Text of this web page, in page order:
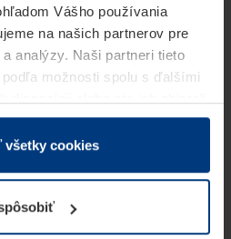
Vášho používania
na našich partnerov pre
analýzy. Naši partneri tieto
možnosti spolu s ďalšími
služieb.
cookies ukladať na Vašom
všetky ostatné typy cookie
Vaše povolenie môžete
odvolať vo vysvetlení cookie
všetky cookies